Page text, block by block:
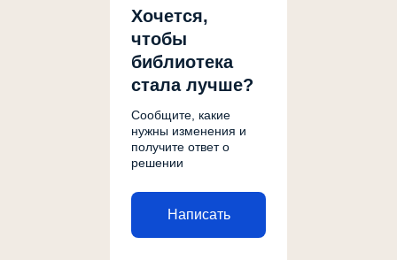
Хочется,
чтобы
библиотека
стала лучше?
Сообщите, какие
нужны изменения и
получите ответ о
решении
Написать